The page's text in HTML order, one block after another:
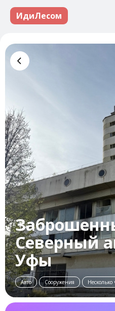
ИдиЛесом
Северный
Уфы
Авто Сооружения Несколько